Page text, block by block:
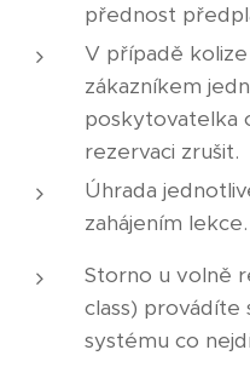
přednost
V případě
zákazníkem
poskytovatelka
rezervaci zrušit.
Úhrada
zahájením lekce.
Storno u volně
class) provádíte
systému co